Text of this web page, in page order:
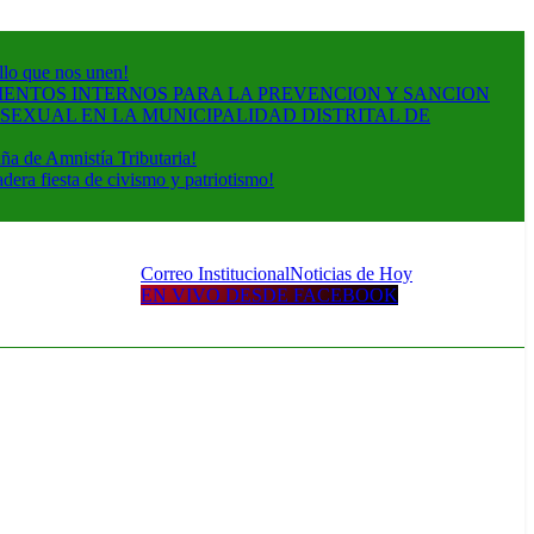
que nos unen!
INTERNOS PARA LA PREVENCION Y SANCION
EN LA MUNICIPALIDAD DISTRITAL DE
de Amnistía Tributaria!
fiesta de civismo y patriotismo!
Correo InstitucionalNoticias de Hoy
EN VIVO DESDE FACEBOOK